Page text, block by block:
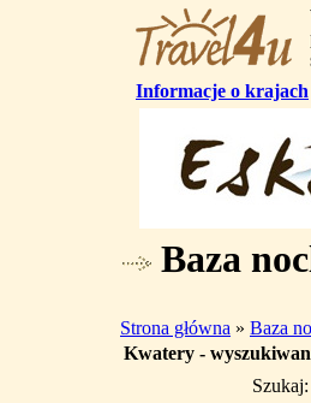
Informacje o krajach
Baza
Strona główna » Baza
Kwatery -
Szukaj: